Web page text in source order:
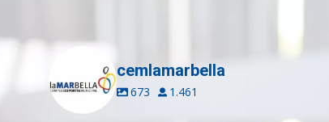
cemlamarbella
673 1.461